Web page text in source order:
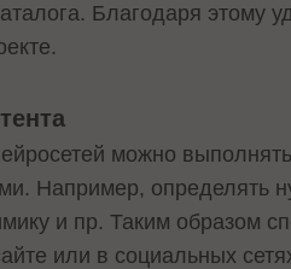
Благодаря этому
можно
Например, определять
и пр. Таким образом
или в социальных